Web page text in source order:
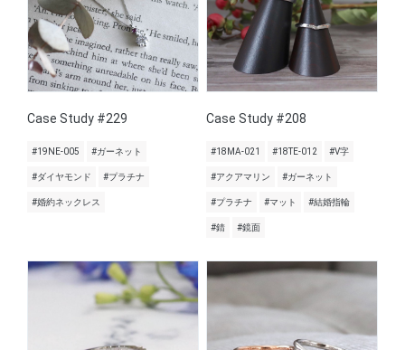
Case Study #229
#19NE-005 #ガーネット
#ダイヤモンド #プラチナ
#婚約ネックレス
Case Study #208
#18MA-021 #18TE-012 #V字
#アクアマリン #ガーネット
#プラチナ #マット #結婚指輪
#錆 #鏡面